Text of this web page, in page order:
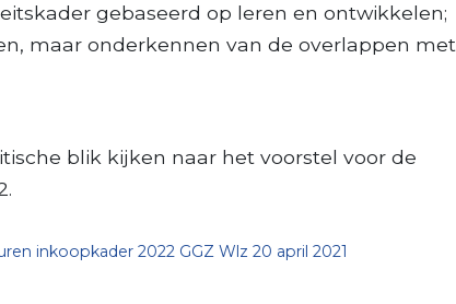
gebaseerd op leren en ontwikkelen;
maar onderkennen van de overlappen met
blik kijken naar het voorstel voor de
inkoopkader 2022 GGZ Wlz 20 april 2021